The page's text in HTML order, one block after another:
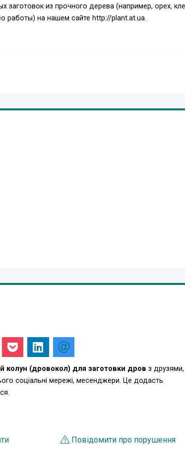
заготовок из прочного дерева (например, орех,
работы) на нашем сайте http://plant.at.ua.
колун (дровокол) для заготовки дров з друзями,
соціальні мережі, месенджери. Це додасть
Повідомити про порушення